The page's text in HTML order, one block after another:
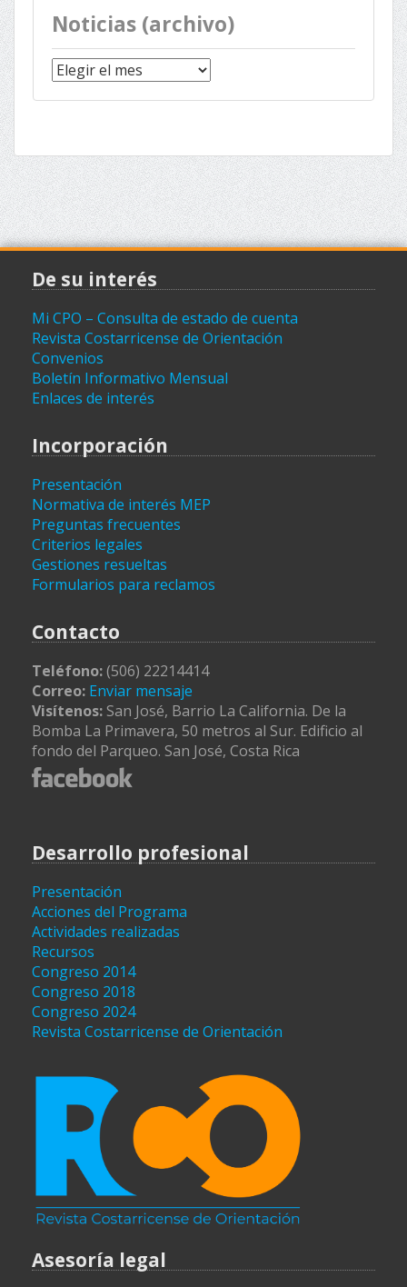
Noticias (archivo)
Noticias
(archivo)
De su interés
Mi CPO – Consulta de estado de cuenta
Revista Costarricense de Orientación
Convenios
Boletín Informativo Mensual
Enlaces de interés
Incorporación
Presentación
Normativa de interés MEP
Preguntas frecuentes
Criterios legales
Gestiones resueltas
Formularios para reclamos
Contacto
Teléfono:(506) 22214414
Correo: Enviar mensaje
Visítenos: San José, Barrio La California. De la
Bomba La Primavera, 50 metros al Sur. Edificio al
fondo del Parqueo. San José, Costa Rica
Desarrollo profesional
Presentación
Acciones del Programa
Actividades realizadas
Recursos
Congreso 2014
Congreso 2018
Congreso 2024
Revista Costarricense de Orientación
Asesoría legal